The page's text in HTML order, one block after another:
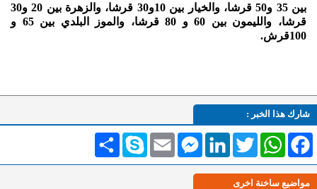
بين 35 و50 قرشا، والخيار بين 10و30 قرشا، والزهرة بين 20 و30
قرشا، والليمون بين 60 و 80 قرشا، والموز البلدي بين 65 و
100قرش.
شارك هذا الخبر :
انشر Skype Email
MessengerLinkedInTwitterWhatsAppFacebook
مواضيع ساخنة اخرى